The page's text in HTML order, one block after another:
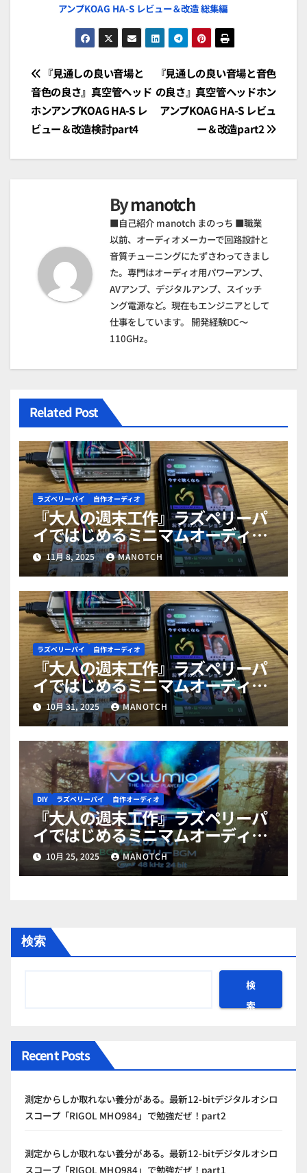
アンプKOAG HA-S レビュー＆改造 総集編
投
稿
ナ
ビ
シ
ョ
ン
『見通しの良い音場と音色
の良さ』真空管ヘッドホン
アンプKOAG HA-S レビュ
ー＆改造part2
『見通しの良い音場と
音色の良さ』真空管ヘッド
ホンアンプKOAG HA-S レ
ビュー＆改造検討part4
Bymanotch
■自己紹介 manotch まのっち ■職業
以前、オーディオメーカーで回路設計と
音質チューニングにたずさわってきまし
た。専門はオーディオ用パワーアンプ、
AVアンプ、デジタルアンプ、スイッチ
ング電源など。現在もエンジニアとして
仕事をしています。 開発経験DC～
110GHz。
Related Post
ラズベリーパイ 自作オーディオ
『大人の週末工作』ラズペリーパ
イではじめるミニマムオーディオ
（総集編）
11月 8, 2025 MANOTCH
ラズベリーパイ 自作オーディオ
『大人の週末工作』ラズペリーパ
イではじめるミニマムオーディオ
PART4（完結）
10月 31, 2025 MANOTCH
DIY ラズベリーパイ 自作オーディオ
『大人の週末工作』ラズペリーパ
イではじめるミニマムオーディオ
PART3
10月 25, 2025 MANOTCH
検索
検
索
Recent Posts
測定からしか取れない養分がある。最新12-bitデジタルオシロ
スコープ「RIGOL MHO984」で勉強だぜ！part2
測定からしか取れない養分がある。最新12-bitデジタルオシロ
スコープ「RIGOL MHO984」で勉強だぜ！part1